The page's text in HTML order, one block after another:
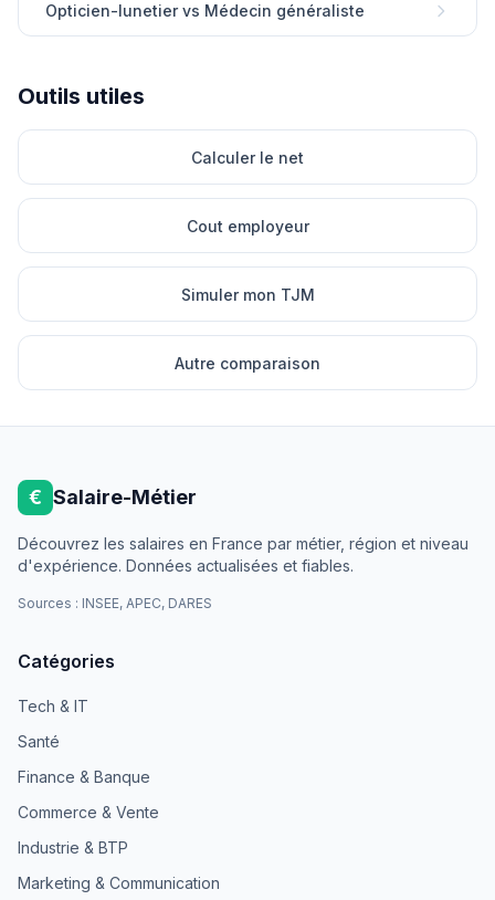
Opticien-lunetier vs Médecin généraliste
Outils utiles
Calculer le net
Cout employeur
Simuler mon TJM
Autre comparaison
€ Salaire-Métier
Découvrez les salaires en France par métier, région et niveau
d'expérience. Données actualisées et fiables.
Sources : INSEE, APEC, DARES
Catégories
Tech & IT
Santé
Finance & Banque
Commerce & Vente
Industrie & BTP
Marketing & Communication